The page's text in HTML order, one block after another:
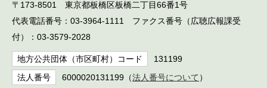
〒173-8501 東京都板橋区板橋二丁目66番1号
代表電話番号：03-3964-1111 ファクス番号（広聴広報課受
付）：03-3579-2028
地方公共団体（市区町村）コード 131199
法人番号 6000020131199（法人番号について ）